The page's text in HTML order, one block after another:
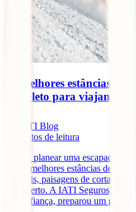
As melhores estâncias
completo para viajantes
IATI Blog
minutos de leitura
Estás a planear uma escapadinha
são as melhores estâncias de ski
incríveis, paisagens de cortar a
lugar certo. A IATI Seguros, a tua
de confiança, preparou um guia